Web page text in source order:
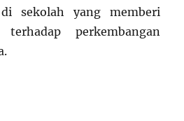
sekolah yang memberi
perkembangan